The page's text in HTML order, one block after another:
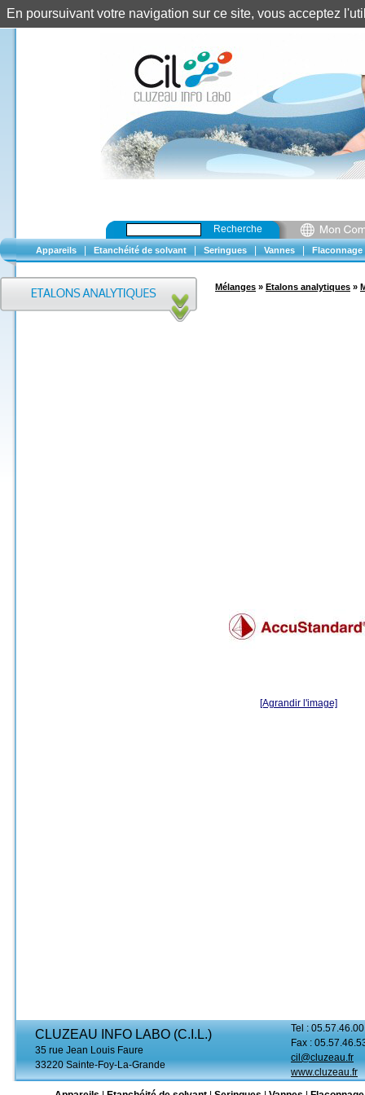
Recherche
Appareils Etanchéité de solvant Seringues Vannes Flaconnage
Mélanges » Etalons analytiques »
[Agrandir l'image]
CLUZEAU INFO LABO (C.I.L.)
35 rue Jean Louis Faure
33220 Sainte-Foy-La-Grande
Tel :
Fax :
cil@cluzeau.fr
www.cluzeau.fr
En poursuivant votre navigation sur ce site, vous acceptez